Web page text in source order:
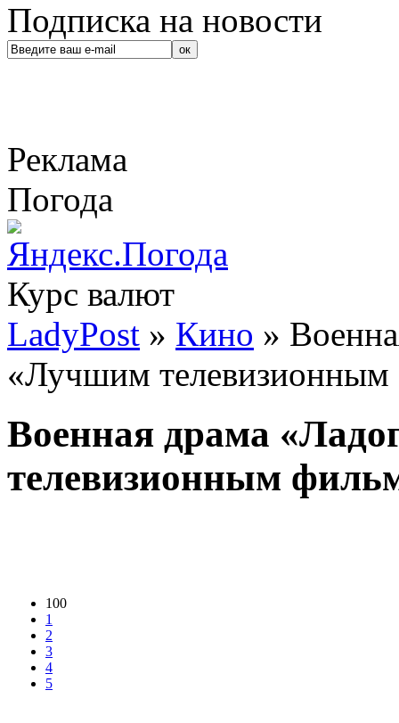
Подписка на новости
Реклама
Погода
Курс валют
LadyPost » Кино »
«Лучшим
Военная драма
телевизионным
100
1
2
3
4
5